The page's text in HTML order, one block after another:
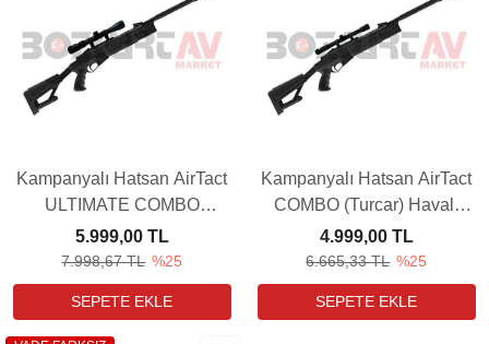
Kampanyalı Hatsan AirTact
ULTIMATE COMBO
(Turcar) Havalı Tüfek (3-
9x32 Dürbün Hediyeli)
7.998,67 TL %25
5.999,00 TL
Kampanyalı Hatsan AirTact
COMBO (Turcar) Havalı
Tüfek (4X20 Dürbün
Hediyeli)
6.665,33 TL %25
4.999,00 TL